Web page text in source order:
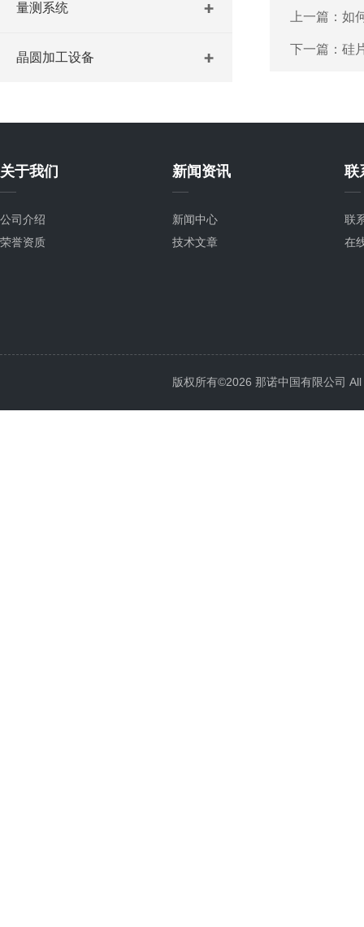
量测系统
晶圆加工设备
上一篇： 如
下一篇： 硅
关于我们
公司介绍
荣誉资质
新闻资讯
新闻中心
技术文章
联
联
在
版权所有©2026 那诺中国有限公司